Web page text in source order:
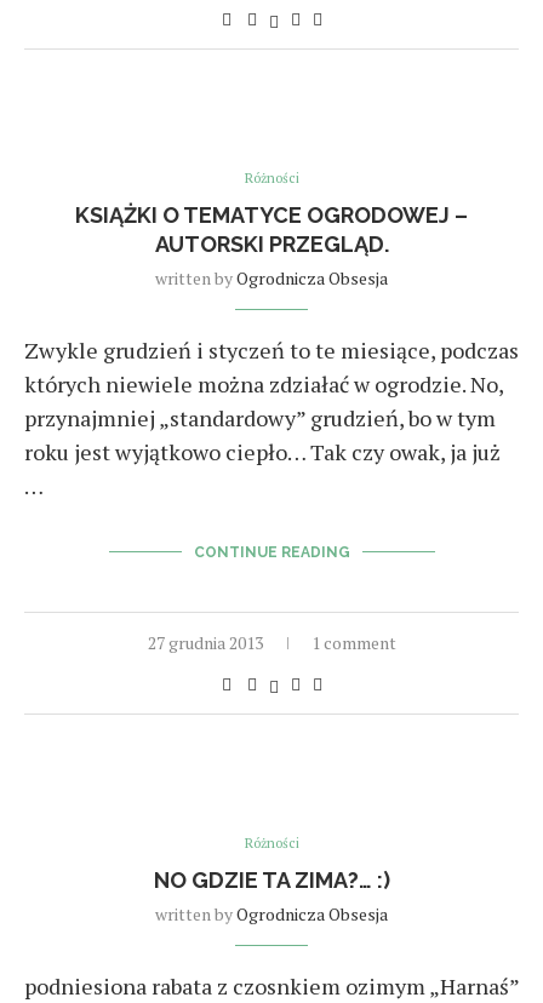
Różności
KSIĄŻKI O TEMATYCE OGRODOWEJ –
AUTORSKI PRZEGLĄD.
written byOgrodnicza Obsesja
Zwykle grudzień i styczeń to te miesiące, podczas
których niewiele można zdziałać w ogrodzie. No,
przynajmniej „standardowy” grudzień, bo w tym
roku jest wyjątkowo ciepło… Tak czy owak, ja już
…
CONTINUE READING
27 grudnia 2013 1 comment
Różności
NO GDZIE TA ZIMA?… :)
written byOgrodnicza Obsesja
podniesiona rabata z czosnkiem ozimym „Harnaś”